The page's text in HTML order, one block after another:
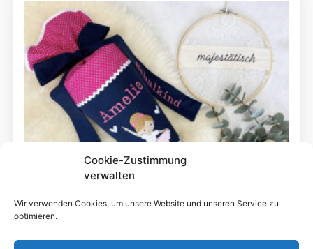
Cookie-Zustimmung
verwalten
Wir verwenden Cookies, um unsere Website und unseren Service zu
optimieren.